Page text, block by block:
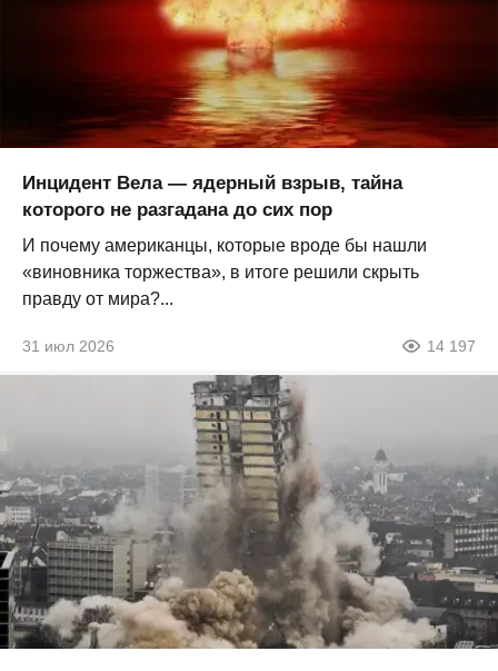
Инцидент Вела — ядерный взрыв, тайна
которого не разгадана до сих пор
И почему американцы, которые вроде бы нашли
«виновника торжества», в итоге решили скрыть
правду от мира?...
31 июл 2026 14 197